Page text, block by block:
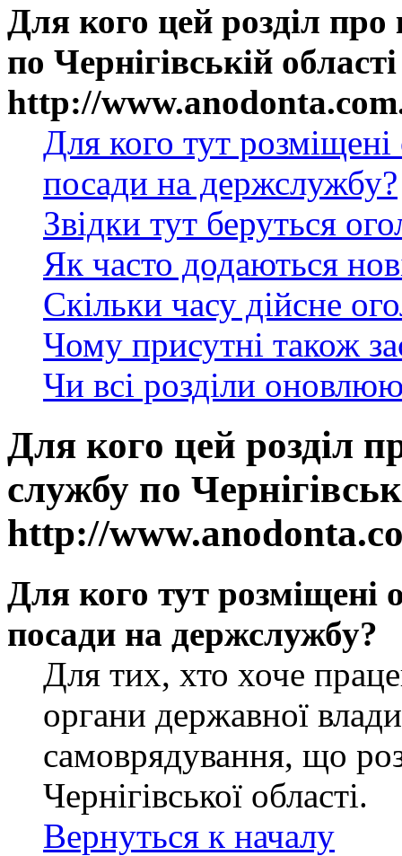
Для кого цей розділ
по Чернігівській
http://
Для кого тут
посади на держслужбу?
Звідки тут беруться
Як часто додаються
Скільки часу дійсне
Чому присутні також
Чи всі розділи
Для кого цей розділ
службу по
http://
Для кого тут розміщені
посади на держслужбу?
Для тих, хто хоче
органи державної
самоврядування, що
Чернігівської області.
Вернуться к началу